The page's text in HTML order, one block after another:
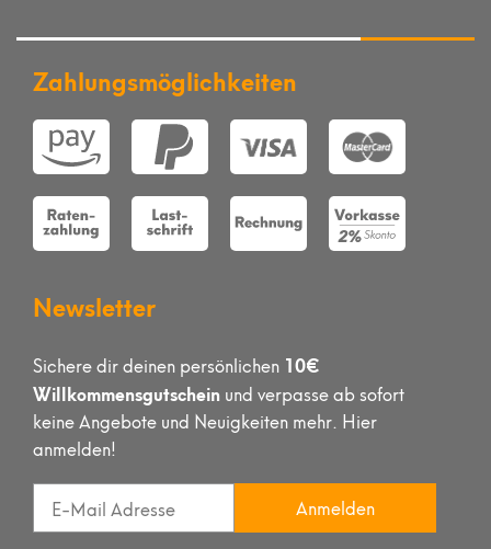
Zahlungsmöglichkeiten
Newsletter
Sichere dir deinen persönlichen 10€
Willkommensgutschein und verpasse ab sofort
keine Angebote und Neuigkeiten mehr. Hier
anmelden!
Anmelden